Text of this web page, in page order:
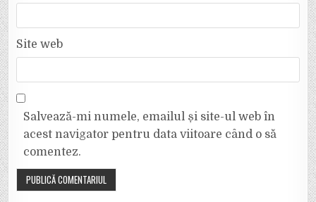
Site web
Salvează-mi numele, emailul și site-ul web în
acest navigator pentru data viitoare când o să
comentez.